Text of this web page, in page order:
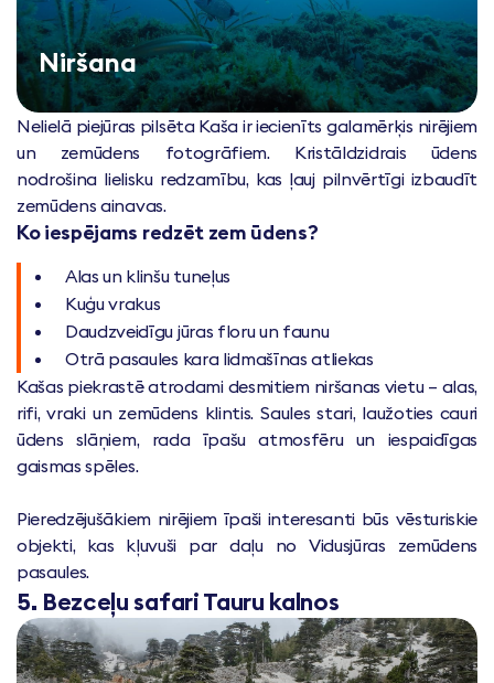
Niršana
Nelielā piejūras pilsēta Kaša ir iecienīts galamērķis nirējiem
un zemūdens fotogrāfiem. Kristāldzidrais ūdens
nodrošina lielisku redzamību, kas ļauj pilnvērtīgi izbaudīt
zemūdens ainavas.
Ko iespējams redzēt zem ūdens?
Alas un klinšu tuneļus
Kuģu vrakus
Daudzveidīgu jūras floru un faunu
Otrā pasaules kara lidmašīnas atliekas
Kašas piekrastē atrodami desmitiem niršanas vietu – alas,
rifi, vraki un zemūdens klintis. Saules stari, laužoties cauri
ūdens slāņiem, rada īpašu atmosfēru un iespaidīgas
gaismas spēles.
Pieredzējušākiem nirējiem īpaši interesanti būs vēsturiskie
objekti, kas kļuvuši par daļu no Vidusjūras zemūdens
pasaules.
5. Bezceļu safari Tauru kalnos